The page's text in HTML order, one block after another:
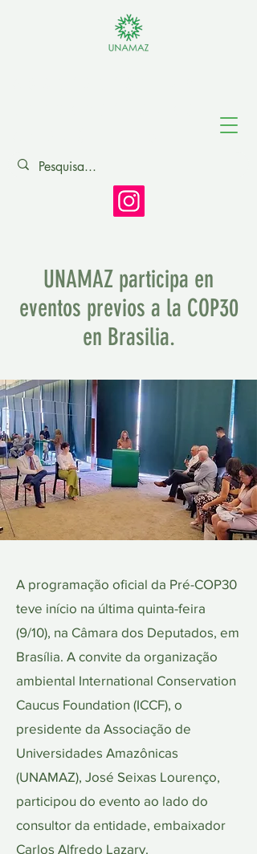
UNAMAZ participa en
eventos previos a la COP30
en Brasilia.
A programação oficial da Pré-COP30
teve início na última quinta-feira
(9/10), na Câmara dos Deputados, em
Brasília. A convite da organização
ambiental International Conservation
Caucus Foundation (ICCF), o
presidente da Associação de
Universidades Amazônicas
(UNAMAZ), José Seixas Lourenço,
participou do evento ao lado do
consultor da entidade, embaixador
Carlos Alfredo Lazary.